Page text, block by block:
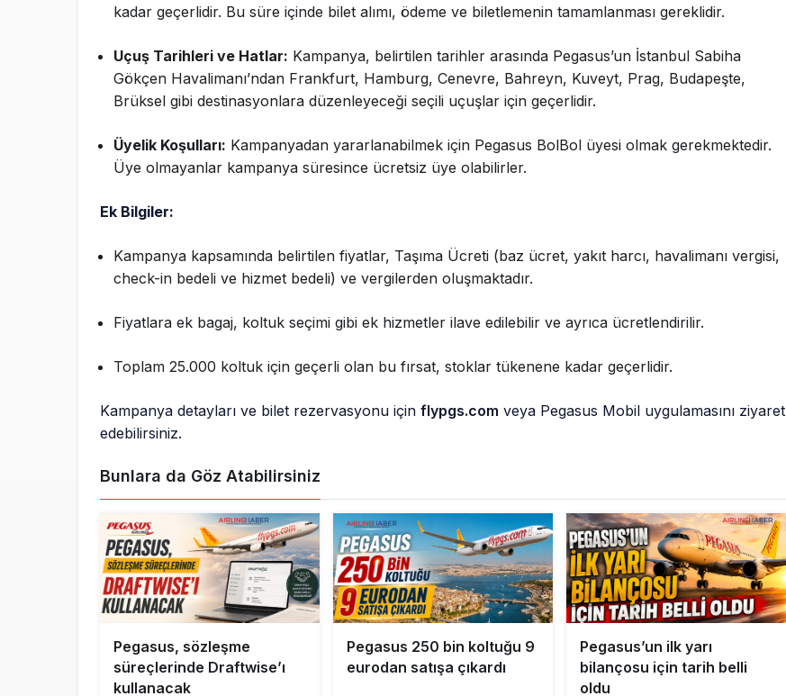
kadar geçerlidir. Bu süre içinde bilet alımı, ödeme ve biletlemenin tamamlanması gereklidir.
Uçuş Tarihleri ve Hatlar: Kampanya, belirtilen tarihler arasında Pegasus’un İstanbul Sabiha
Gökçen Havalimanı’ndan Frankfurt, Hamburg, Cenevre, Bahreyn, Kuveyt, Prag, Budapeşte,
Brüksel gibi destinasyonlara düzenleyeceği seçili uçuşlar için geçerlidir.
Üyelik Koşulları: Kampanyadan yararlanabilmek için Pegasus BolBol üyesi olmak gerekmektedir.
Üye olmayanlar kampanya süresince ücretsiz üye olabilirler.
Ek Bilgiler:
Kampanya kapsamında belirtilen fiyatlar, Taşıma Ücreti (baz ücret, yakıt harcı, havalimanı vergisi,
check-in bedeli ve hizmet bedeli) ve vergilerden oluşmaktadır.
Fiyatlara ek bagaj, koltuk seçimi gibi ek hizmetler ilave edilebilir ve ayrıca ücretlendirilir.
Toplam 25.000 koltuk için geçerli olan bu fırsat, stoklar tükenene kadar geçerlidir.
Kampanya detayları ve bilet rezervasyonu içinflypgs.com veya Pegasus Mobil uygulamasını ziyaret
edebilirsiniz.
Bunlara da Göz Atabilirsiniz
Pegasus, sözleşme
süreçlerinde Draftwise’ı
kullanacak
Pegasus 250 bin koltuğu 9
eurodan satışa çıkardı
Pegasus’un ilk yarı
bilançosu için tarih belli
oldu